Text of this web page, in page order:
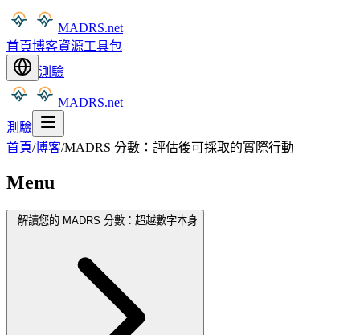
MADRS.net
首頁博客資源工具包
測驗
MADRS.net
測驗
首頁/博客/MADRS 分數：評估後可採取的實際行動
Menu
解讀您的 MADRS 分數：超越數字本身